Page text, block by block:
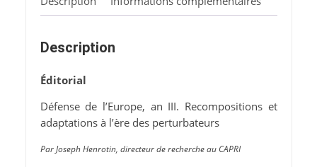
Description
Éditorial
Défense de l’Europe, an III. Recompositions et
adaptations à l’ère des perturbateurs
Par Joseph Henrotin, directeur de recherche au CAPRI